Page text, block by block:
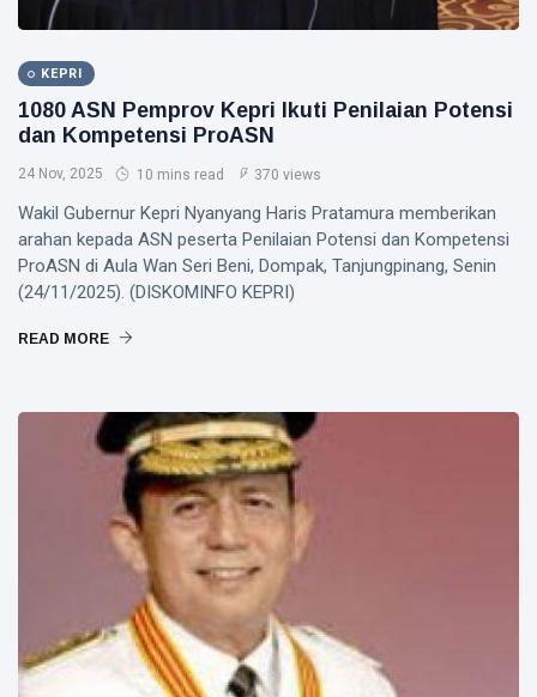
KEPRI
1080 ASN Pemprov Kepri Ikuti Penilaian Potensi
dan Kompetensi ProASN
24 Nov, 2025 10 mins read 370 views
Wakil Gubernur Kepri Nyanyang Haris Pratamura memberikan
arahan kepada ASN peserta Penilaian Potensi dan Kompetensi
ProASN di Aula Wan Seri Beni, Dompak, Tanjungpinang, Senin
(24/11/2025). (DISKOMINFO KEPRI)
READ MORE